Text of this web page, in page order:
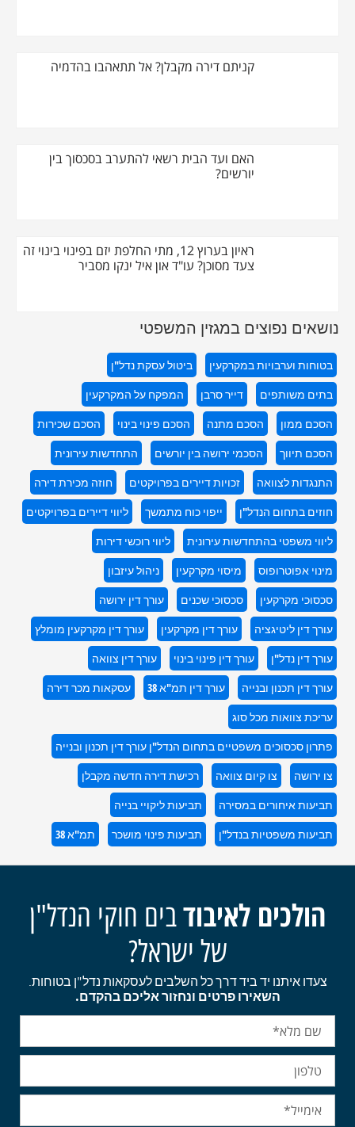
קניתם דירה מקבלן? אל תתאהבו בהדמיה
האם ועד הבית רשאי להתערב בסכסוך בין
יורשים?
ראיון בערוץ 12, מתי החלפת יזם בפינוי בינוי זה
צעד מסוכן? עו"ד און איל ינקו מסביר
נושאים נפוצים במגזין המשפטי
בטוחות וערבויות במקרקעין
ביטול עסקת נדל"ן
בתים משותפים
דייר סרבן
המפקח על המקרקעין
הסכם ממון
הסכם מתנה הסכם פינוי בינוי
הסכם שכירות
הסכם תיווך
הסכמי ירושה בין יורשים
התחדשות עירונית
התנגדות לצוואה
זכויות דיירים בפרויקטים
חוזה מכירת דירה
חוזים בתחום הנדל"ן
ייפוי כוח מתמשך
ליווי דיירים בפרויקטים
ליווי משפטי בהתחדשות עירונית
ליווי רוכשי דירות
מינוי אפוטרופוס
מיסוי מקרקעין
ניהול עיזבון
סכסוכי מקרקעין
סכסוכי שכנים
עורך דין ירושה
עורך דין ליטיגציה
עורך דין מקרקעין
עורך דין מקרקעין מומלץ
עורך דין נדל"ן
עורך דין פינוי בינוי
עורך דין צוואה
עורך דין תכנון ובנייה
עורך דין תמ"א 38
עסקאות מכר דירה
עריכת צוואות מכל סוג
פתרון סכסוכים משפטיים בתחום הנדל"ן עורך דין תכנון ובנייה
צו ירושה
צו קיום צוואה
רכישת דירה חדשה מקבלן
תביעות איחורים במסירה
תביעות ליקויי בנייה
תביעות משפטיות בנדל"ן
תביעות פינוי מושכר תמ"א 38
הולכים לאיבודבים חוקי הנדל"ן
של ישראל?
צעדו איתנו יד ביד דרך כל השלבים לעסקאות נדל"ן בטוחות.
השאירו פרטים ונחזור אליכם בהקדם.